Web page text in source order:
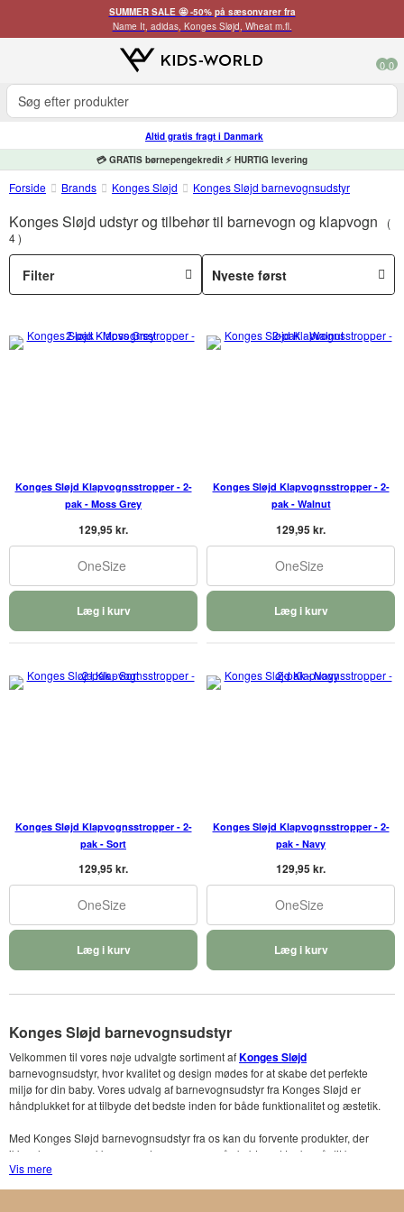
SUMMER SALE 🤩 -50% på sæsonvarer fra
Name It, adidas, Konges Sløjd, Wheat m.fl.
0 0
Altid gratis fragt i Danmark
💳 GRATIS børnepengekredit ⚡ HURTIG levering
Forside Brands Konges Sløjd Konges Sløjd barnevognsudstyr
Konges Sløjd udstyr og tilbehør til barnevogn og klapvogn
4
Filter
Konges Sløjd Klapvognsstropper - 2-
pak - Moss Grey
129,95 kr.
OneSize
Læg i kurv
Konges Sløjd Klapvognsstropper - 2-
pak - Walnut
129,95 kr.
OneSize
Læg i kurv
Konges Sløjd Klapvognsstropper - 2-
pak - Sort
129,95 kr.
OneSize
Læg i kurv
Konges Sløjd Klapvognsstropper - 2-
pak - Navy
129,95 kr.
OneSize
Læg i kurv
Konges Sløjd barnevognsudstyr
Velkommen til vores nøje udvalgte sortiment afKonges Sløjd
barnevognsudstyr, hvor kvalitet og design mødes for at skabe det perfekte
miljø for din baby. Vores udvalg af barnevognsudstyr fra Konges Sløjd er
håndplukket for at tilbyde det bedste inden for både funktionalitet og æstetik.
Med Konges Sløjd barnevognsudstyr fra os kan du forvente produkter, der
ikke alene er smukke og moderne, men også skabt med tanke på dit barns
komfort og sikkerhed. Vi forstår vigtigheden af kvalitetsudstyr, når det kommer
til de mange ture med barnevognen.
Vis mere